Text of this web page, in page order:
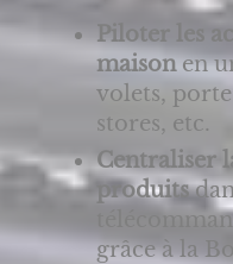
Piloter les
maisonen
volets,
stores, etc.
Centraliser
produits
grâce à la